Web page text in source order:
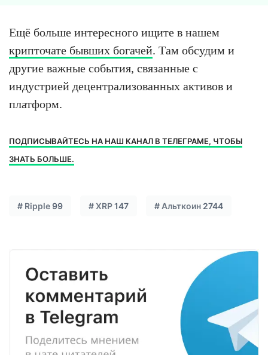
Ещё больше интересного ищите в нашем
крипточате бывших богачей. Там обсудим и
другие важные события, связанные с
индустрией децентрализованных активов и
платформ.
ПОДПИСЫВАЙТЕСЬ НА НАШ КАНАЛ В ТЕЛЕГРАМЕ, ЧТОБЫ
ЗНАТЬ БОЛЬШЕ.
# Ripple99 #XRP147 # Альткоин 2744